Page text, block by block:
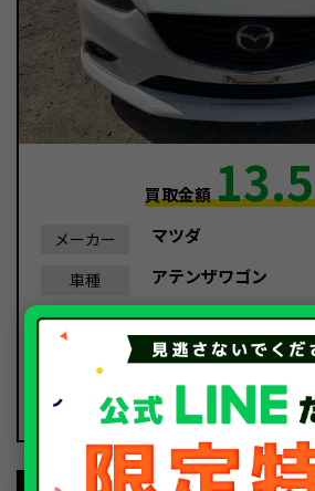
買取金額13.5
メーカー マツダ
車種 アテンザワゴン
年式 平成25年/2013年
199,486Km
種別 故障車